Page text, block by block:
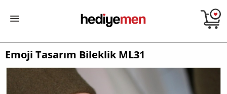
Emoji Tasarım Bileklik ML31